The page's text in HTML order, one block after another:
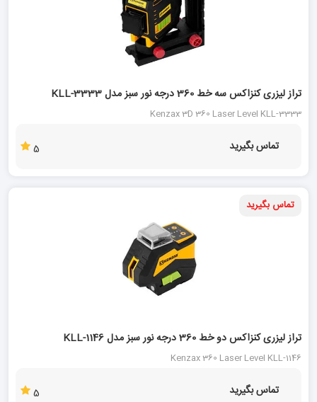
تراز لیزری کنزاکس سه خط 360 درجه نور سبز مدل KLL-3333
Kenzax 3D 360 Laser Level KLL-3333
تماس بگیرید 5
تماس بگیرید
تراز لیزری کنزاکس دو خط 360 درجه نور سبز مدل KLL-1146
Kenzax 360 Laser Level KLL-1146
تماس بگیرید 5